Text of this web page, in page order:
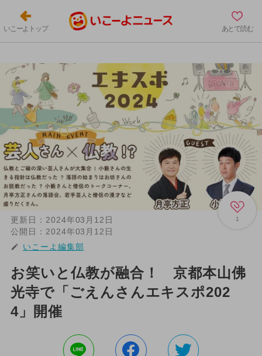
いこーよトップ あとで読む
1
更新日： 2024年03月12日
公開日： 2024年03月12日
いこーよ編集部
お笑いと仏教が融合！ 京都本山佛
光寺で「ごえんさんエキスポ202
4」開催